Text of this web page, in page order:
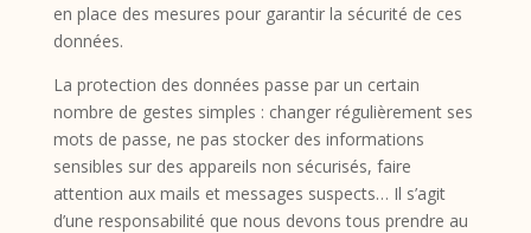
en place des mesures pour garantir la sécurité de ces
données.
La protection des données passe par un certain
nombre de gestes simples : changer régulièrement ses
mots de passe, ne pas stocker des informations
sensibles sur des appareils non sécurisés, faire
attention aux mails et messages suspects… Il s’agit
d’une responsabilité que nous devons tous prendre au